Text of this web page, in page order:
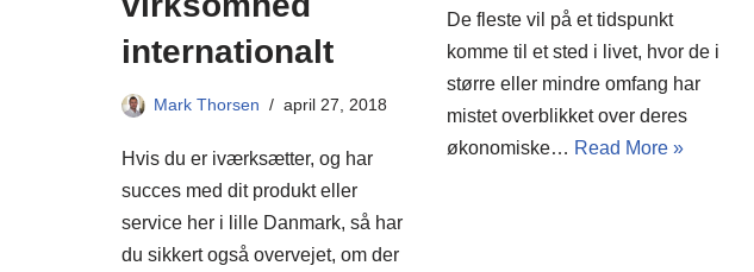
internationalt
Mark Thorsen april 27, 2018
Hvis du er iværksætter, og har
succes med dit produkt eller
service her i lille Danmark, så har
du sikkert også overvejet, om der
De fleste vil på et tidspunkt
komme til et sted i livet, hvor de i
større eller mindre omfang har
mistet overblikket over deres
økonomiske… Read More »